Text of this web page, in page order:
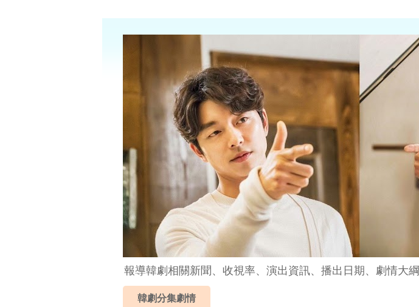
報導韓劇相關新聞、收視率、演出資訊、播出日期、劇情大綱
韓劇分集劇情